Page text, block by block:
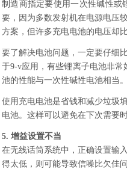
制造商指定要使用一次性碱性或
要，因为多数发射机在电源电压
方案，但许多充电电池的电压却
要了解决电池问题，一定要仔细
于9-v应用，有些锂离子电池非
池的性能与一次性碱性电池相当。
使用充电电池是省钱和减少垃圾
电池。这样可以避免在下次需要
5. 增益设置不当
在无线话筒系统中，正确设置输
得太低，则可能导致信噪比欠佳